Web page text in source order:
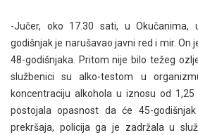
-Jučer, oko 17.30 sati, u Okučanima,
godišnjak je narušavao javni red i mir. On
48-godišnjaka. Pritom nije bilo težeg
službenici su alko-testom u
koncentraciju alkohola u iznosu od
postojala opasnost da će 45-
prekršaja, policija ga je zadržala u